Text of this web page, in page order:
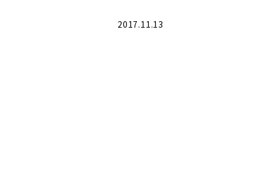
2017.11.13